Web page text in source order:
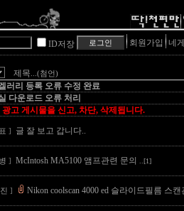
ID저장 회원가입 네
제목 ...(첨언)
러리 등록 오류 수정 완료
다운로드 오류 처리
광고 게시물을 신고, 차단, 삭제됩니다.
] 글 잘 보고 갑니다..
] McIntosh MA5100 앰프관련 문의 ..[1]
] Nikon coolscan 4000 ed 슬라이드필름 스